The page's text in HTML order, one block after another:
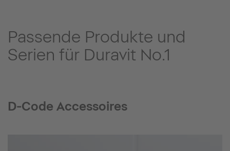
Passende Produkte und
Serien für Duravit No.1
D-Code Accessoires